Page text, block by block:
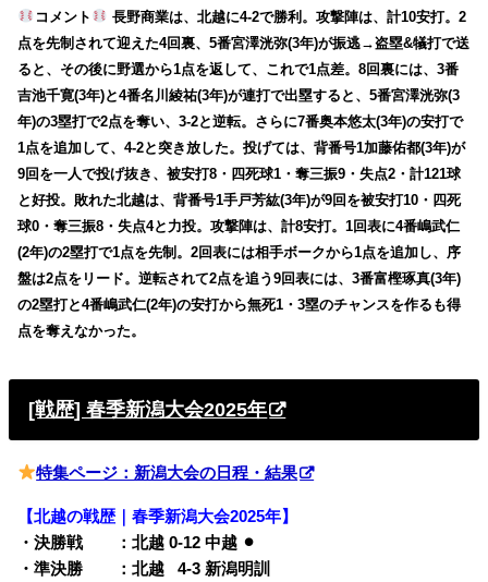
コメント
長野商業は、北越に4-2で勝利。攻撃陣は、計10安打。2
点を先制されて迎えた4回裏、5番宮澤洸弥(3年)が振逃→盗塁&犠打で送
ると、その後に野選から1点を返して、これで1点差。8回裏には、3番
吉池千寛(3年)と4番名川綾祐(3年)が連打で出塁すると、5番宮澤洸弥(3
年)の3塁打で2点を奪い、3-2と逆転。さらに7番奥本悠太(3年)の安打で
1点を追加して、4-2と突き放した。投げては、背番号1加藤佑都(3年)が
9回を一人で投げ抜き、被安打8・四死球1・奪三振9・失点2・計121球
と好投。敗れた北越は、背番号1手戸芳紘(3年)が9回を被安打10・四死
球0・奪三振8・失点4と力投。攻撃陣は、計8安打。1回表に4番嶋武仁
(2年)の2塁打で1点を先制。2回表には相手ボークから1点を追加し、序
盤は2点をリード。逆転されて2点を追う9回表には、3番富樫琢真(3年)
の2塁打と4番嶋武仁(2年)の安打から無死1・3塁のチャンスを作るも得
点を奪えなかった。
[戦歴] 春季新潟大会2025年
特集ページ：新潟大会の日程・結果
【北越の戦歴｜春季新潟大会2025年】
・決勝戦 ：北越 0-12 中越 ⚫︎
・準決勝 ：北越
04-3 新潟明訓